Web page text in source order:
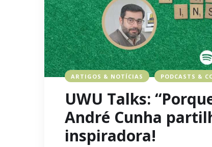
ARTIGOS & NOTÍCIAS PODCASTS &
UWU Talks:
André Cunha
inspiradora!